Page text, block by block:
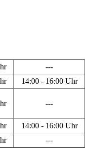
---
14:00 - 16:00 Uhr
---
14:00 - 16:00 Uhr
---